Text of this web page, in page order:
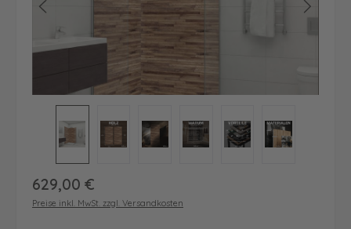
Regulärer Preis:
629,00 €
Preise inkl. MwSt. zzgl. Versandkosten